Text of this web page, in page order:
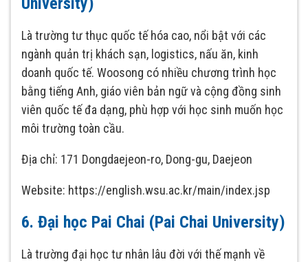
Là trường tư thục quốc tế hóa cao, nổi bật với các
ngành quản trị khách sạn, logistics, nấu ăn, kinh
doanh quốc tế. Woosong có nhiều chương trình học
bằng tiếng Anh, giáo viên bản ngữ và cộng đồng sinh
viên quốc tế đa dạng, phù hợp với học sinh muốn học
môi trường toàn cầu.
Địa chỉ: 171 Dongdaejeon-ro, Dong-gu, Daejeon
Website: https://english.wsu.ac.kr/main/index.jsp
6. Đại học Pai Chai (Pai Chai University)
Là trường đại học tư nhân lâu đời với thế mạnh về